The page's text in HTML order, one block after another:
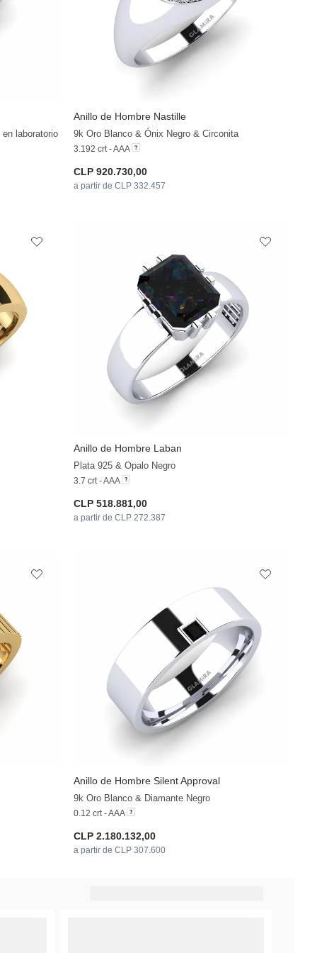
+11
laboratorio
Anillo de Hombre Nastille
9k Oro Blanco & Ónix Negro & Circonita
3.192 crt - AAA
CLP 920.730,00
a partir de CLP 332.457
Anillo de Hombre Laban
Plata 925 & Opalo Negro
3.7 crt - AAA
CLP 518.881,00
a partir de CLP 272.387
Anillo de Hombre Silent Approval
9k Oro Blanco & Diamante Negro
0.12 crt - AAA
CLP 2.180.132,00
a partir de CLP 307.600